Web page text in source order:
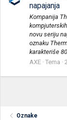
napajanja
Kompanija
novu seriju
oznaku
karakteriše
AXE Tema
Oznake